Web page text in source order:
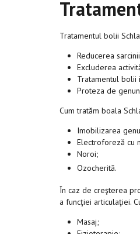
Tratamentul bolii
Reducerea
Excluderea
Tratamentul bolii
Proteza de
Cum tratăm boala
Imobilizarea
Electroforeză cu
Noroi;
Ozocherită.
În caz de creşterea
a funcţiei articulaţiei.
Masaj;